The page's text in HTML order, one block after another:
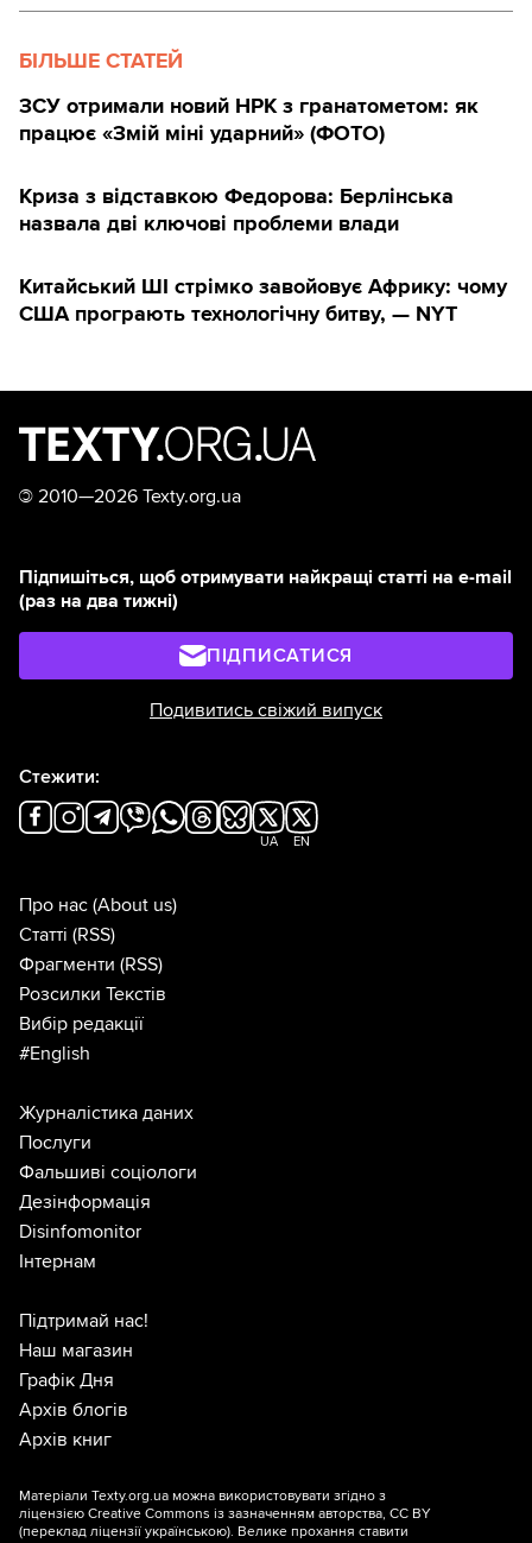
БІЛЬШЕ СТАТЕЙ
ЗСУ отримали новий НРК з гранатометом: як
працює «Змій міні ударний» (ФОТО)
Криза з відставкою Федорова: Берлінська
назвала дві ключові проблеми влади
Китайський ШІ стрімко завойовує Африку: чому
США програють технологічну битву, — NYT
© 2010—2026 Texty.org.ua
Підпишіться, щоб отримувати найкращі статті на e-mail
(раз на два тижні)
ПІДПИСАТИСЯ
Подивитись свіжий випуск
Стежити:
UA EN
Про нас (About us)
Статті (RSS)
Фрагменти (RSS)
Розсилки Текстів
Вибір редакції
#English
Журналістика даних
Послуги
Фальшиві соціологи
Дезінформація
Disinfomonitor
Інтернам
Підтримай нас!
Наш магазин
Графік Дня
Архів блогів
Архів книг
Матеріали Texty.org.ua можна використовувати згідно з
ліцензією Creative Commons із зазначенням авторства, CC BY
(переклад ліцензії українською). Велике прохання ставити